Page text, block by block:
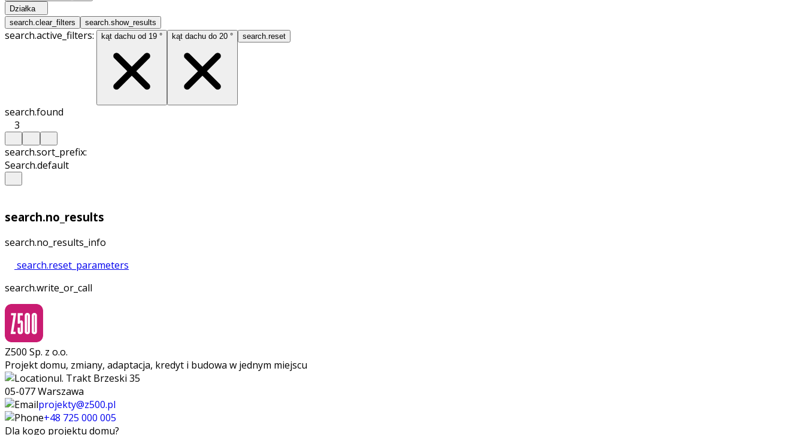
Działka
search.clear_filters
search.show_results
search.active_filters: kąt dachu od 19 ° kąt dachu do 20 ° search.reset
search.found
3
search.sort_prefix:
Search.default
search.no_results
search.no_results_info
search.reset_parameters
search.write_or_call
Z500 Sp. z o.o.
Projekt domu, zmiany, adaptacja, kredyt i budowa w jednym miejscu
ul. Trakt Brzeski 35
05-077 Warszawa
projekty@z500.pl
+48 725 000 005
Dla kogo projektu domu?